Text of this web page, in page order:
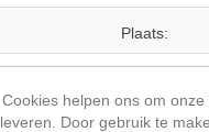
Plaats:
Land:
Cookies helpen ons om onze
leveren. Door gebruik te